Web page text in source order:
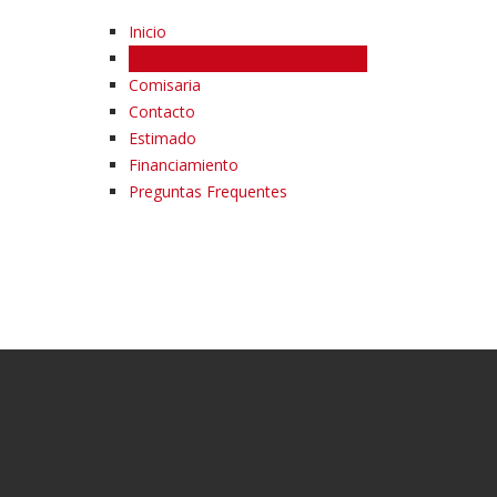
Inicio
Comisaria
Contacto
Estimado
Financiamiento
Preguntas Frequentes